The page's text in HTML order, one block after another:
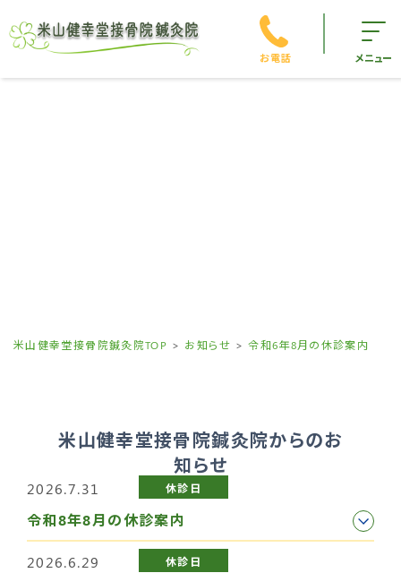
お電話 メニュー
米山健幸堂接骨院鍼灸院TOP お知らせ 令和6年8月の休診案内
米山健幸堂接骨院鍼灸院からのお
知らせ
2026.7.31 休診日
令和8年8月の休診案内
2026.6.29 休診日